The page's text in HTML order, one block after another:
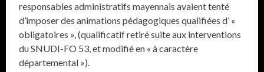
responsables administratifs mayennais avaient tenté
d’imposer des animations pédagogiques qualifiées d’ «
obligatoires », (qualificatif retiré suite aux interventions
du SNUDI-FO 53, et modifié en « à caractère
départemental »).